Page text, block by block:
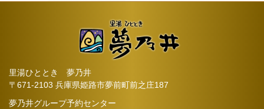
里湯ひととき 夢乃井
〒671-2103 兵庫県姫路市夢前町前之庄187
夢乃井グループ予約センター